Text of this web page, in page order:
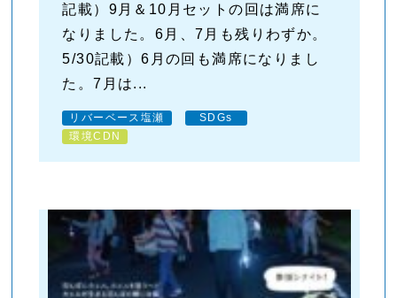
記載）9月＆10月セットの回は満席に
なりました。6月、7月も残りわずか。
5/30記載）6月の回も満席になりまし
た。7月は...
リバーベース塩瀬
SDGs
環境CDN